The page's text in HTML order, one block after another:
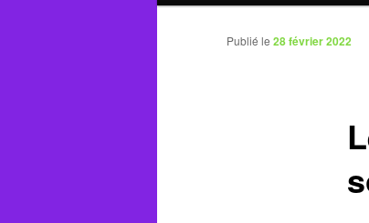
Publié le 28 février 2022